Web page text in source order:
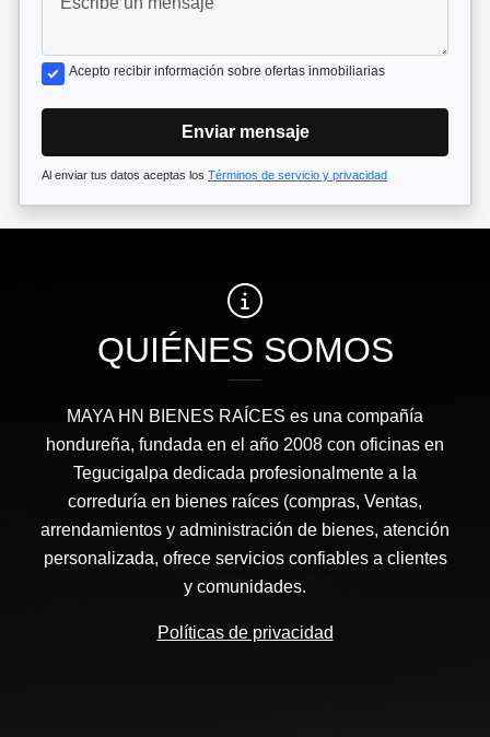
Acepto recibir información sobre ofertas inmobiliarias
Enviar mensaje
Al enviar tus datos aceptas los Términos de servicio y privacidad
QUIÉNES SOMOS
MAYA HN BIENES RAÍCES​ es una compañía
hondureña, fundada en el año 2008 con oficinas en
Tegucigalpa dedicada profesionalmente a la
correduría en bienes raíces (compras, Ventas,
arrendamientos y administración de bienes, atención
personalizada, ofrece servicios confiables a clientes
y comunidades.
Políticas de privacidad